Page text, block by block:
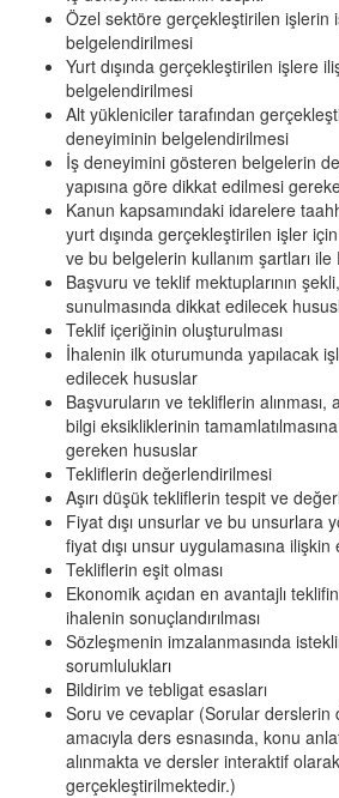
Özel sektöre gerçekleştirilen işlerin
belgelendirilmesi
Yurt dışında gerçekleştirilen işlere
belgelendirilmesi
Alt yükleniciler tarafından
deneyiminin belgelendirilmesi
İş deneyimini gösteren belgelerin
yapısına göre dikkat edilmesi
Kanun kapsamındaki idarelere
yurt dışında gerçekleştirilen işler
ve bu belgelerin kullanım şartları ile
Başvuru ve teklif mektuplarının
sunulmasında dikkat edilecek
Teklif içeriğinin oluşturulması
İhalenin ilk oturumunda yapılacak
edilecek hususlar
Başvuruların ve tekliflerin alınması,
bilgi eksikliklerinin
gereken hususlar
Tekliflerin değerlendirilmesi
Aşırı düşük tekliflerin tespit ve
Fiyat dışı unsurlar ve bu unsurlara
fiyat dışı unsur uygulamasına ilişkin
Tekliflerin eşit olması
Ekonomik açıdan en avantajlı
ihalenin sonuçlandırılması
Sözleşmenin imzalanmasında
sorumlulukları
Bildirim ve tebligat esasları
Soru ve cevaplar (Sorular derslerin
amacıyla ders esnasında, konu
alınmakta ve dersler interaktif olarak
gerçekleştirilmektedir.)